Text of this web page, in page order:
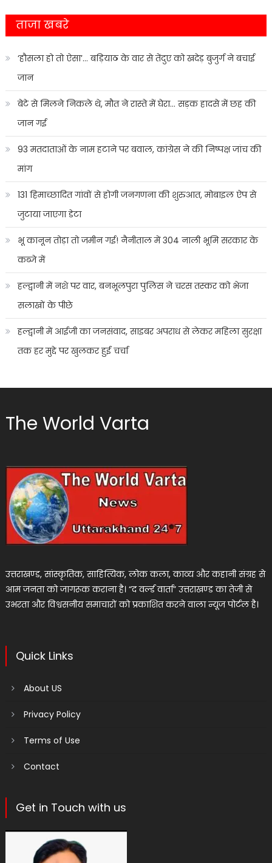
ताजा खबरे
‘हौसला हो तो ऐसा’… बड़ियाठ के वार से तेंदुए को खदेड़ बुजुर्ग ने बचाई
जान
बेटे से मिलने निकले थे, मौत ने रास्ते में घेरा… सड़क हादसे में छह की
जान गई
93 मतदाताओं के नाम हटाने पर बवाल, कांग्रेस ने की निष्पक्ष जांच की
मांग
131 हिमाच्छादित गांवों से होगी जनगणना की शुरुआत, मोबाइल ऐप से
जुटाया जाएगा डेटा
भू कानून तोड़ा तो जमीन गई! नैनीताल में 304 नाली भूमि सरकार के
कब्जे में
हल्द्वानी में नशे पर वार, बनभूलपुरा पुलिस ने चरस तस्कर को भेजा
सलाखों के पीछे
हल्द्वानी में आईजी का जनसंवाद, साइबर अपराध से लेकर महिला सुरक्षा
तक हर मुद्दे पर खुलकर हुई चर्चा
The World Varta
उत्तराखण्ड, सांस्कृतिक, साहित्यिक, लोक कला, काव्य और कहानी संग्रह से
आम जनता को जागरूक कराना है। “द वर्ल्ड वार्ता” उत्तराखण्ड का तेजी से
उभरता और विश्वसनीय समाचारों को प्रकाशित करने वाला न्यूज पोर्टल है।
Quick Links
About US
Privacy Policy
Terms of Use
Contact
Get in Touch with us